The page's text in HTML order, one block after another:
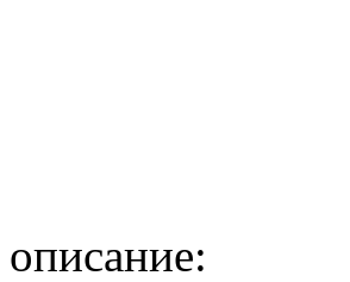
описание: